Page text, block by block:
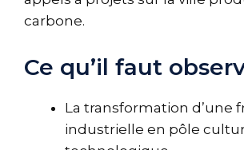
carbone.
Ce qu’il faut
La transformation d’une
industrielle en pôle